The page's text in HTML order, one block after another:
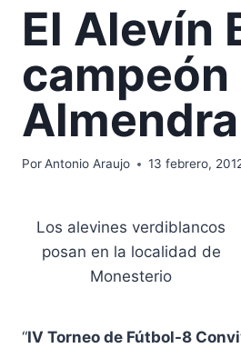
El Alevín
campeón
PorAntonio Araujo 13 febrero,
Los alevines verdiblancos
posan en la localidad de
Monesterio
“IV Torneo de Fútbol-8